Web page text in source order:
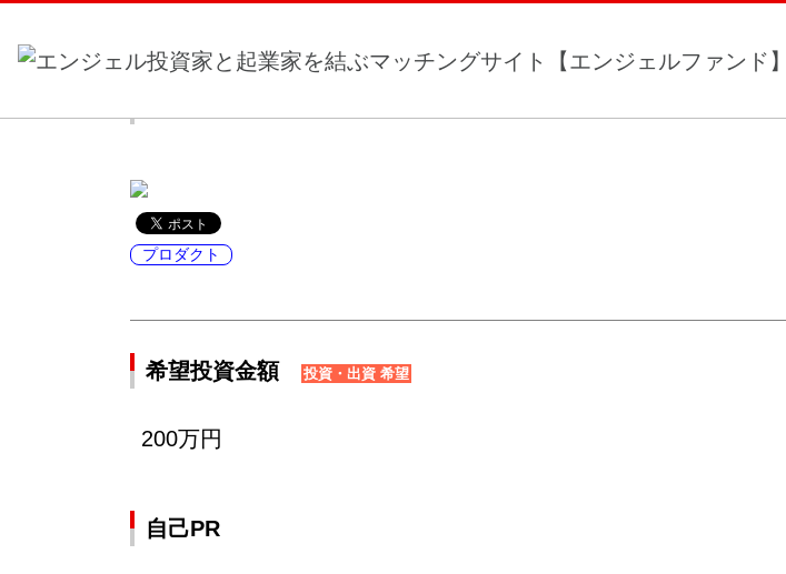
ホーム>事業計画一覧> 滋賀からエアコンメーカー設立したい。
プロダクト
希望投資金額 投資・出資 希望
200万円
自己PR